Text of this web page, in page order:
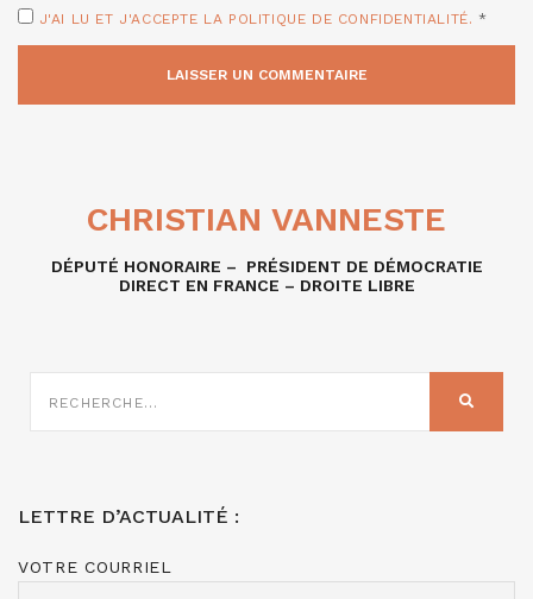
J'AI LU ET J'ACCEPTE LA POLITIQUE DE CONFIDENTIALITÉ. *
CHRISTIAN VANNESTE
DÉPUTÉ HONORAIRE – PRÉSIDENT DE DÉMOCRATIE
DIRECT EN FRANCE – DROITE LIBRE
SUR
LETTRE D’ACTUALITÉ :
VOTRE COURRIEL